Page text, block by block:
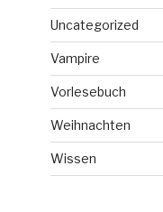
Uncategorized
Vampire
Vorlesebuch
Weihnachten
Wissen